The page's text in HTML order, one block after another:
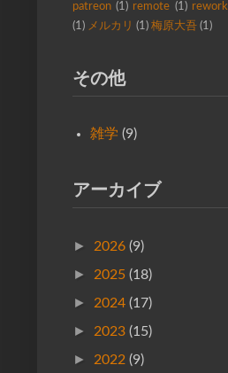
patreon (1) remote (1) rework
(1) メルカリ (1) 梅原大吾 (1)
その他
雑学 (9)
アーカイブ
► 2026 (9)
► 2025 (18)
► 2024 (17)
► 2023 (15)
► 2022 (9)